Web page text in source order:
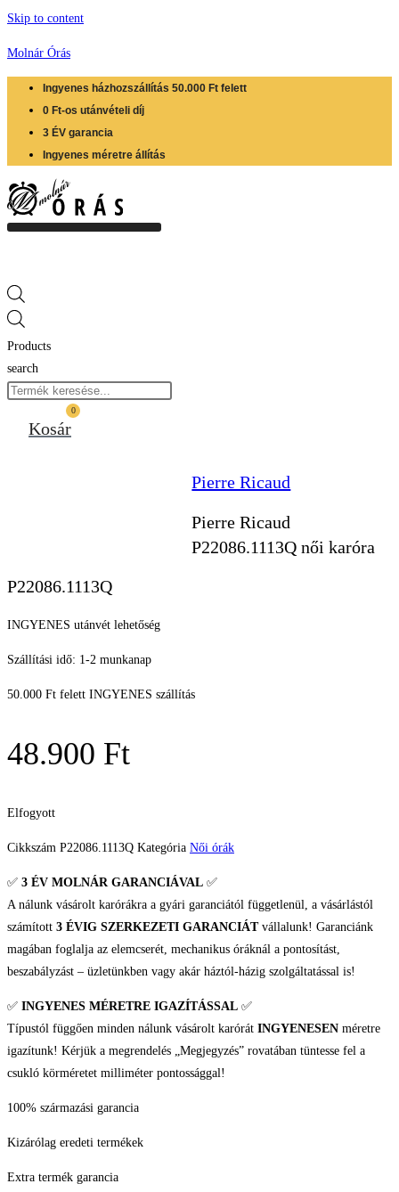
Skip to content
Molnár Órás
Ingyenes házhozszállítás 50.000 Ft felett
0 Ft-os utánvételi díj
3 ÉV garancia
Ingyenes méretre állítás
Products
search
0
Kosár
Pierre Ricaud
Pierre Ricaud
P22086.1113Q női karóra
P22086.1113Q
INGYENES utánvét lehetőség
Szállítási idő: 1-2 munkanap
50.000 Ft felett INGYENES szállítás
48.900 Ft
Elfogyott
Cikkszám P22086.1113Q Kategória Női órák
✅ 3 ÉV MOLNÁR GARANCIÁVAL ✅
A nálunk vásárolt karórákra a gyári garanciától függetlenül, a vásárlástól
számított 3 ÉVIG SZERKEZETI GARANCIÁTvállalunk! Garanciánk
magában foglalja az elemcserét, mechanikus óráknál a pontosítást,
beszabályzást – üzletünkben vagy akár háztól-házig szolgáltatással is!
✅ INGYENES MÉRETRE IGAZÍTÁSSAL ✅
Típustól függően minden nálunk vásárolt karórát INGYENESEN méretre
igazítunk! Kérjük a megrendelés „Megjegyzés” rovatában tüntesse fel a
csukló körméretet milliméter pontossággal!
100% származási garancia
Kizárólag eredeti termékek
Extra termék garancia